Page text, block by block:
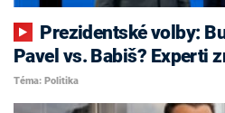
Pavel vs. Babiš? Experti
Téma: Politika